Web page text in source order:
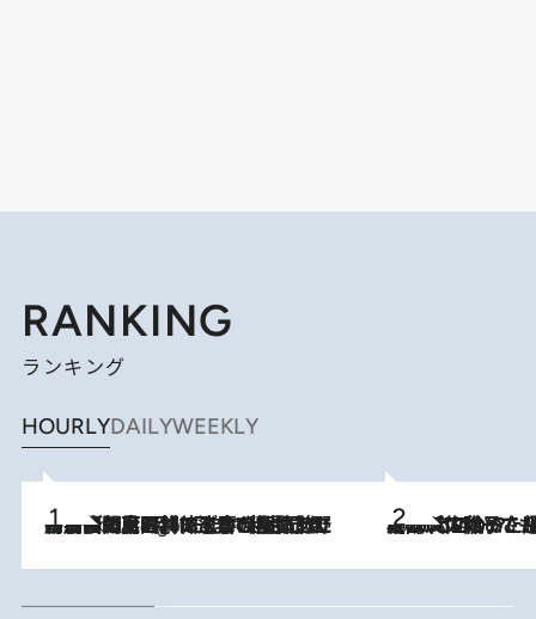
RANKING
ランキング
HOURLYDAILYWEEKLY
9 Hours Ago
「最後に見られてよかった」上野動物園の東園パンダ舎が解体前に特別公開。8月16日まで延長されたパネル展と共に辿る“半世紀”のパンダ飼育《解体工事の図面あり》 2026.8.5
【阿川佐和子さんの年とる力】なぜ70代で始めた趣味は“こんなに楽しい”のか？ ピアノ、俳句…スランプに陥っても続けられる“ある秘訣”とは